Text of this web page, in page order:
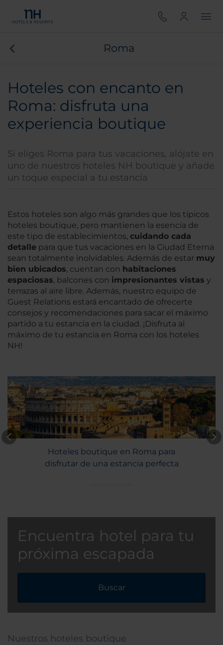
Roma
Hoteles con encanto en
Roma: disfruta una
experiencia boutique
Si eliges Roma para tus vacaciones, alójate en
uno de nuestros hoteles NH boutique y añade
un toque especial a tu estancia
Estos hoteles son algo más grandes que los típicos
hoteles boutique, pero mantienen la esencia de
este tipo de establecimientos, cuidando cada
detalle para que tus vacaciones en la Ciudad Eterna
sean totalmente inolvidables. Además de estar muy
bien ubicados, cuentan con habitaciones
espaciosas, balcones con impresionantes vistas y
terrazas al aire libre. Además, nuestro equipo de
Guest Relations estará encantado de ofrecerte
consejos y recomendaciones para sacar el máximo
partido a tu estancia en la ciudad. ¡Disfruta al
máximo de tu estancia en Roma con los hoteles
NH!
Hoteles boutique en Roma para
disfrutar de una estancia perfecta
Encuentra hotel para tu
próxima escapada
Buscar
Nuestros hoteles boutique